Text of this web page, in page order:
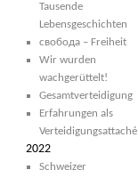
Tausende
Lebensgeschichten
свобода – Freiheit
Wir wurden
wachgerüttelt!
Gesamtverteidigung
Erfahrungen als
Verteidigungsattaché
2022
Schweizer